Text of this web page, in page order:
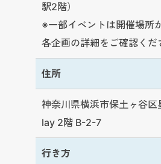
駅2階）
※一部イベントは開催場所
各企画の詳細をご確認くだ
住所
神奈川県横浜市保土ヶ谷
lay 2階 B-2-7
行き方